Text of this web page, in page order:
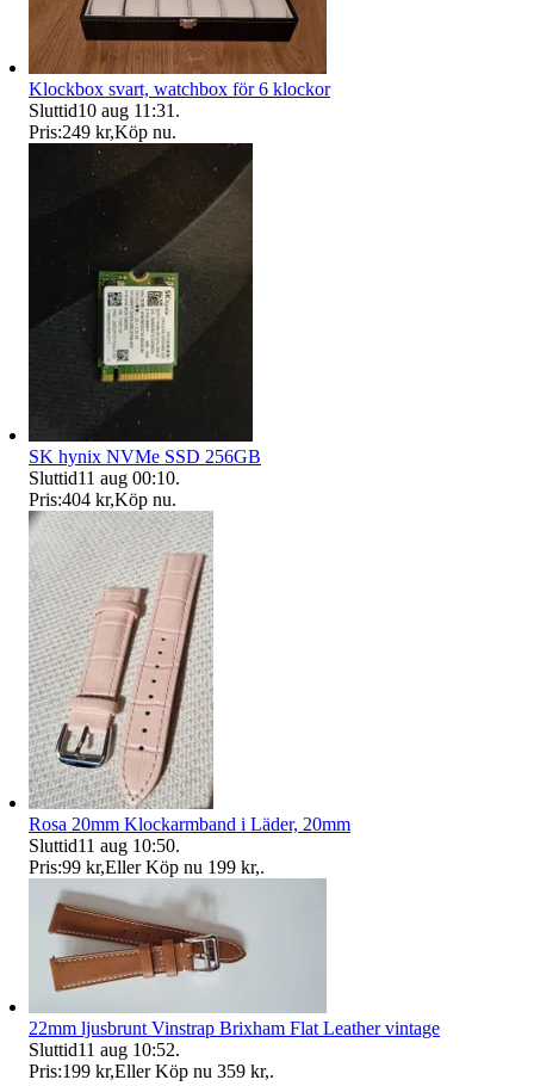
Klockbox svart, watchbox för 6 klockor
Sluttid10 aug 11:31 .
Pris:249 kr,Köp nu.
SK hynix NVMe SSD 256GB
Sluttid11 aug 00:10.
Pris:404 kr,Köp nu.
Rosa 20mm Klockarmband i Läder, 20mm
Sluttid11 aug 10:50.
Pris:99 kr,Eller Köp nu 199 kr,.
22mm ljusbrunt Vinstrap Brixham Flat Leather vintage
Sluttid11 aug 10:52.
Pris:199 kr,Eller Köp nu 359 kr,.